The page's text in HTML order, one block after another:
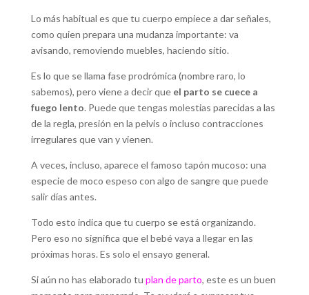
Lo más habitual es que tu cuerpo empiece a dar señales,
como quien prepara una mudanza importante: va
avisando, removiendo muebles, haciendo sitio.
Es lo que se llama fase prodrómica (nombre raro, lo
sabemos), pero viene a decir que el parto se cuece a
fuego lento. Puede que tengas molestias parecidas a las
de la regla, presión en la pelvis o incluso contracciones
irregulares que van y vienen.
A veces, incluso, aparece el famoso tapón mucoso: una
especie de moco espeso con algo de sangre que puede
salir días antes.
Todo esto indica que tu cuerpo se está organizando.
Pero eso no significa que el bebé vaya a llegar en las
próximas horas. Es solo el ensayo general.
Si aún no has elaborado tu plan de parto, este es un buen